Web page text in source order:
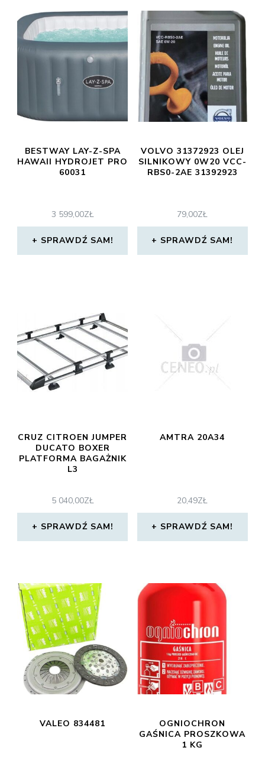
BESTWAY LAY-Z-SPA
HAWAII HYDROJET PRO
60031
3 599,00ZŁ
SPRAWDŹ SAM!
VOLVO 31372923 OLEJ
SILNIKOWY 0W20 VCC-
RBS0-2AE 31392923
79,00ZŁ
SPRAWDŹ SAM!
CRUZ CITROEN JUMPER
DUCATO BOXER
PLATFORMA BAGAŻNIK
L3
5 040,00ZŁ
SPRAWDŹ SAM!
AMTRA 20A34
20,49ZŁ
SPRAWDŹ SAM!
VALEO 834481
OGNIOCHRON
GAŚNICA PROSZKOWA
1 KG